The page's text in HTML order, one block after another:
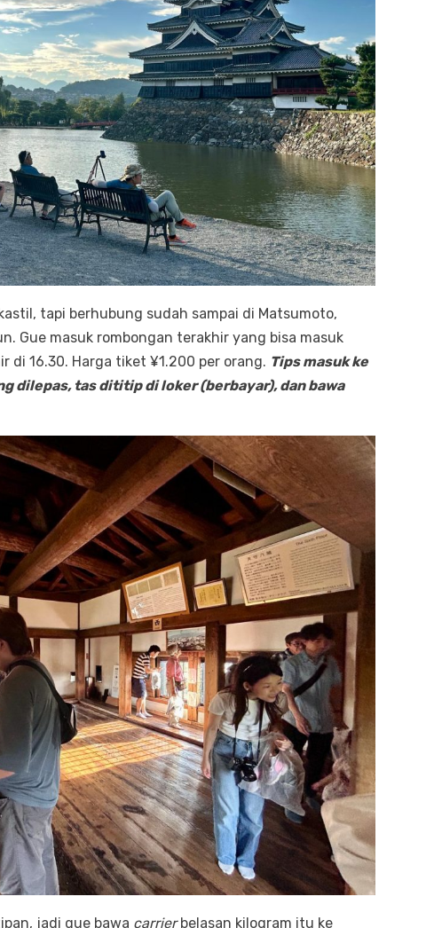
tapi berhubung sudah sampai di Matsumoto,
Gue masuk rombongan terakhir yang bisa masuk
di 16.30. Harga tiket ¥1.200 per orang. Tips masuk ke
dilepas, tas dititip di loker (berbayar), dan bawa
jadi gue bawa carrierbelasan kilogram itu ke